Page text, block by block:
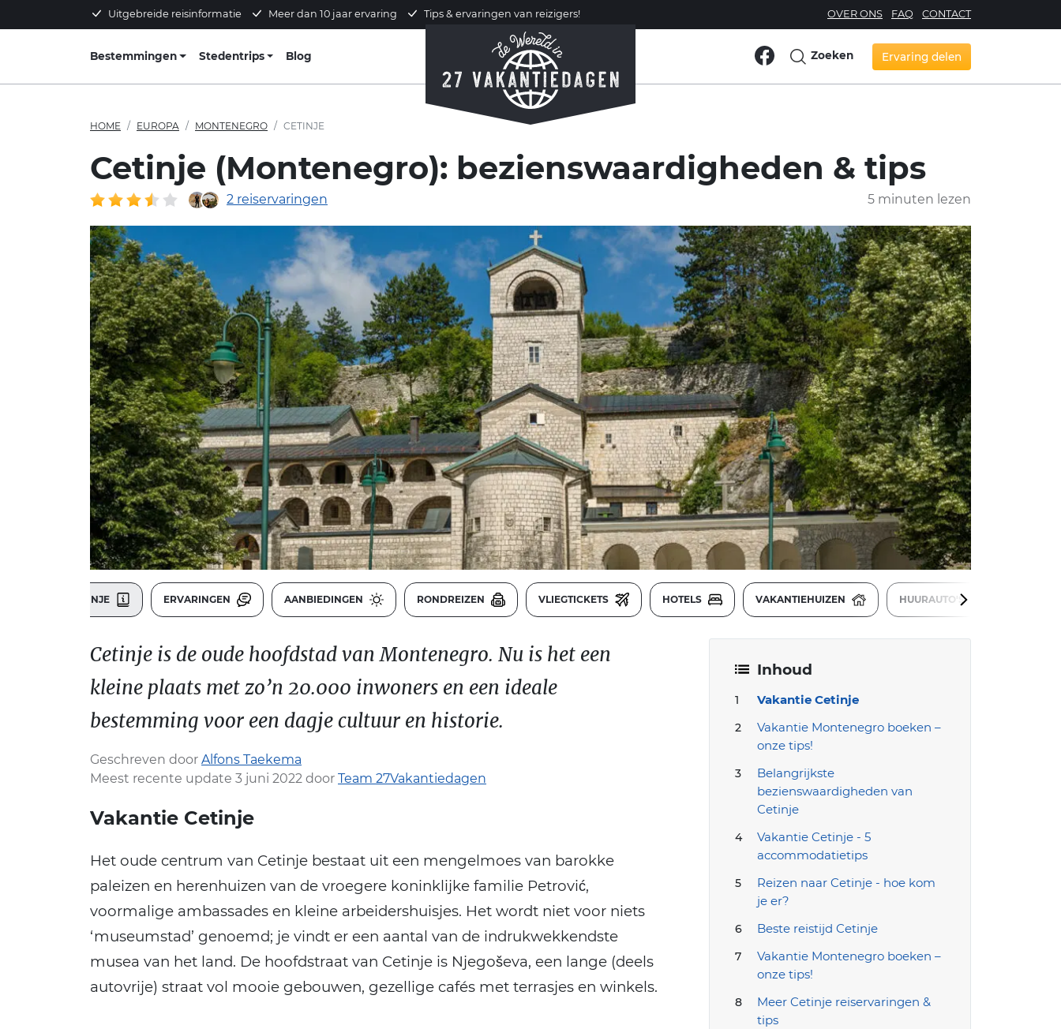
Uitgebreide reisinformatie Meer dan 10 jaar ervaring Tips & ervaringen van reizigers! OVER ONS FAQ CONTACT
Bestemmingen Stedentrips Blog Zoeken Ervaring delen
HOME EUROPA MONTENEGRO CETINJE
Cetinje (Montenegro): bezienswaardigheden & tips
2 reiservaringen 5 minuten lezen
CETINJE ERVARINGEN AANBIEDINGEN RONDREIZEN VLIEGTICKETS HOTELS VAKANTIEHUIZEN HUURAUTO'S
Inhoud
Vakantie Cetinje
Vakantie Montenegro boeken –
onze tips!
Belangrijkste
bezienswaardigheden van
Cetinje
Vakantie Cetinje - 5
accommodatietips
Reizen naar Cetinje - hoe kom
je er?
Beste reistijd Cetinje
Vakantie Montenegro boeken –
onze tips!
Meer Cetinje reiservaringen &
tips
Cetinje is de oude hoofdstad van Montenegro. Nu is het een
kleine plaats met zo’n 20.000 inwoners en een ideale
bestemming voor een dagje cultuur en historie.
Geschreven door Alfons Taekema
Meest recente update 3 juni 2022 door Team 27Vakantiedagen
Vakantie Cetinje
Het oude centrum van Cetinje bestaat uit een mengelmoes van barokke
paleizen en herenhuizen van de vroegere koninklijke familie Petrović,
voormalige ambassades en kleine arbeidershuisjes. Het wordt niet voor niets
‘museumstad’ genoemd; je vindt er een aantal van de indrukwekkendste
musea van het land. De hoofdstraat van Cetinje is Njegoševa, een lange (deels
autovrije) straat vol mooie gebouwen, gezellige cafés met terrasjes en winkels.